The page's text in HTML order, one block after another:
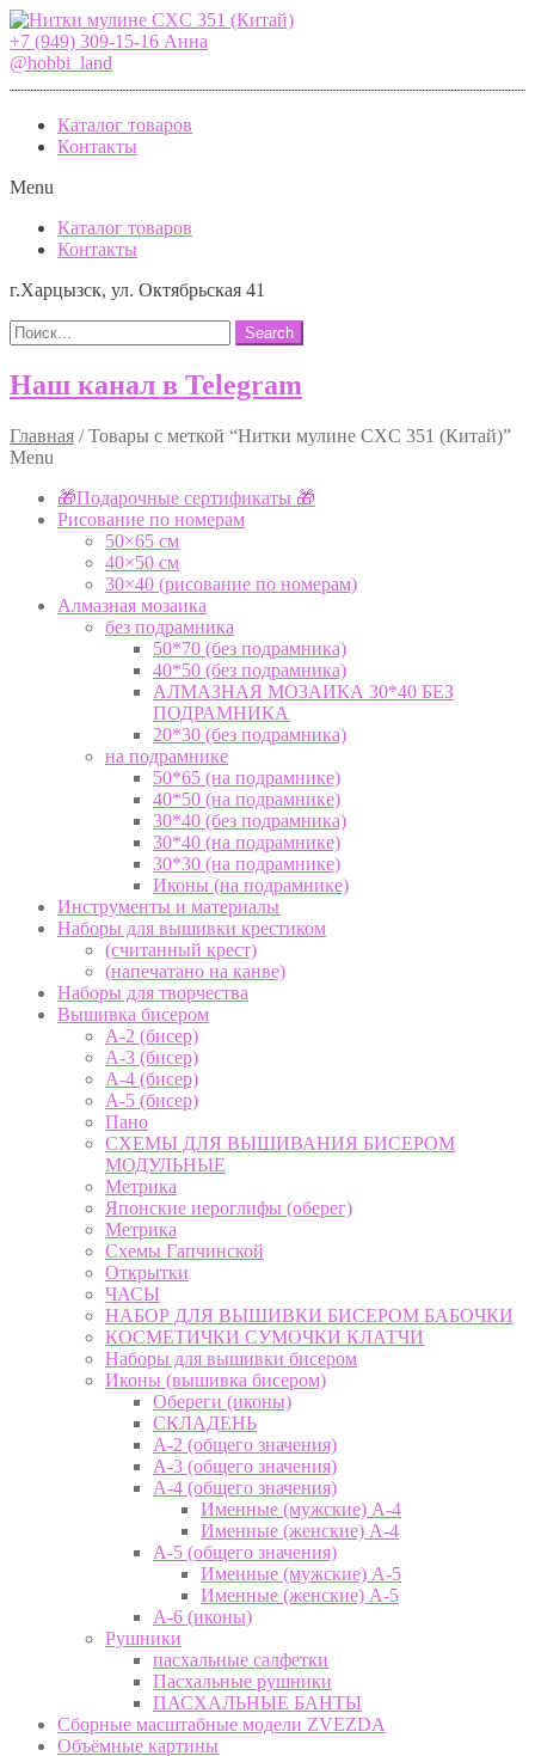
+7 (949) 309-15-16 Анна
@hobbi_land
Каталог товаров
Контакты
Menu
Каталог товаров
Контакты
г.Харцызск, ул. Октябрьская 41
Search
Наш канал в Telegram
Главная /Товары с меткой “Нитки мулине CXC 351 (Китай)”
Menu
🎁Подарочные сертификаты 🎁
Рисование по номерам
50×65 см
40×50 см
30×40 (рисование по номерам)
Алмазная мозаика
без подрамника
50*70 (без подрамника)
40*50 (без подрамника)
АЛМАЗНАЯ МОЗАИКА 30*40 БЕЗ
ПОДРАМНИКА
20*30 (без подрамника)
на подрамнике
50*65 (на подрамнике)
40*50 (на подрамнике)
30*40 (без подрамника)
30*40 (на подрамнике)
30*30 (на подрамнике)
Иконы (на подрамнике)
Инструменты и материалы
Наборы для вышивки крестиком
(считанный крест)
(напечатано на канве)
Наборы для творчества
Вышивка бисером
А-2 (бисер)
А-3 (бисер)
А-4 (бисер)
А-5 (бисер)
Пано
СХЕМЫ ДЛЯ ВЫШИВАНИЯ БИСЕРОМ
МОДУЛЬНЫЕ
Метрика
Японские иероглифы (оберег)
Метрика
Схемы Гапчинской
Открытки
ЧАСЫ
НАБОР ДЛЯ ВЫШИВКИ БИСЕРОМ БАБОЧКИ
КОСМЕТИЧКИ СУМОЧКИ КЛАТЧИ
Наборы для вышивки бисером
Иконы (вышивка бисером)
Обереги (иконы)
СКЛАДЕНЬ
А-2 (общего значения)
А-3 (общего значения)
А-4 (общего значения)
Именные (мужские) А-4
Именные (женские) А-4
А-5 (общего значения)
Именные (мужские) А-5
Именные (женские) А-5
А-6 (иконы)
Рушники
пасхальные салфетки
Пасхальные рушники
ПАСХАЛЬНЫЕ БАНТЫ
Сборные масштабные модели ZVEZDA
Объёмные картины